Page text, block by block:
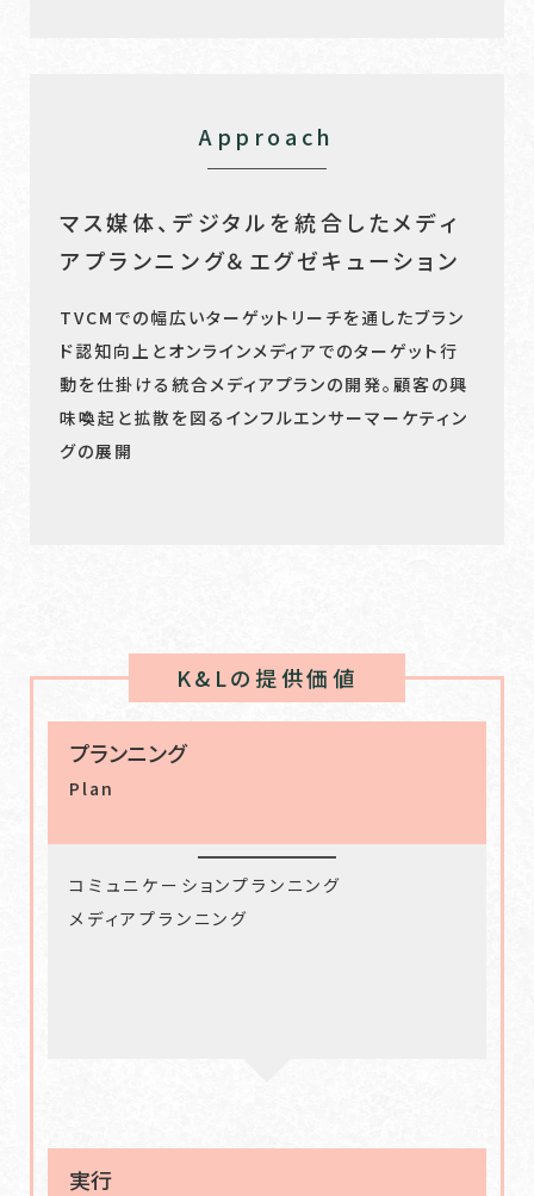
Approach
マス媒体、デジタルを統合したメディ
アプランニング＆エグゼキューション
TVCMでの幅広いターゲットリーチを通したブラン
ド認知向上とオンラインメディアでのターゲット行
動を仕掛ける統合メディアプランの開発。顧客の興
味喚起と拡散を図るインフルエンサーマーケティン
グの展開
K&Lの提供価値
プランニング
Plan
コミュニケーションプランニング
メディアプランニング
実行